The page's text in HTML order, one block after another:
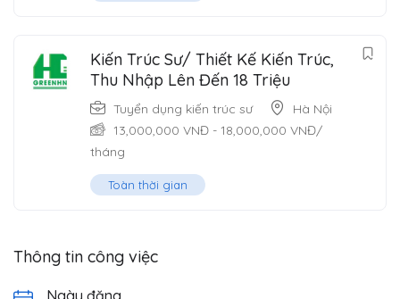
Kiến Trúc Sư/ Thiết Kế Kiến Trúc,
Thu Nhập Lên Đến 18 Triệu
Tuyển dụng kiến trúc sư
Hà Nội
13,000,000 VNĐ - 18,000,000 VNĐ/
tháng
Toàn thời gian
Thông tin công việc